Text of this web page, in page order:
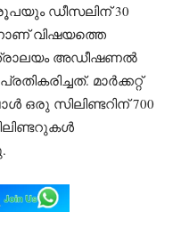
ഡീസലിന് 30
വിഷയത്തെ
അഡീഷണല്‍
മാര്‍ക്കറ്റ്
ഒരു സിലിണ്ടറിന് 700